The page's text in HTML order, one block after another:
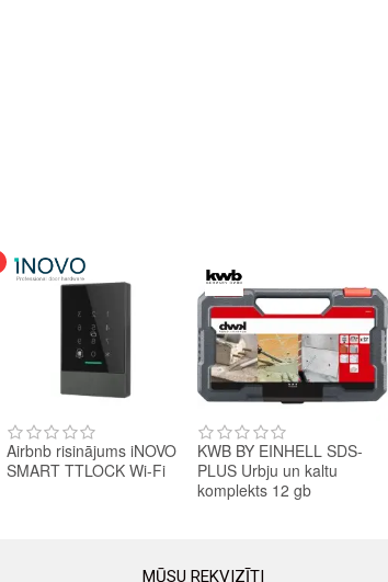
Airbnb risinājums iNOVO
SMART TTLOCK Wi-Fi
KWB BY EINHELL SDS-
PLUS Urbju un kaltu
komplekts 12 gb
MŪSU REKVIZĪTI